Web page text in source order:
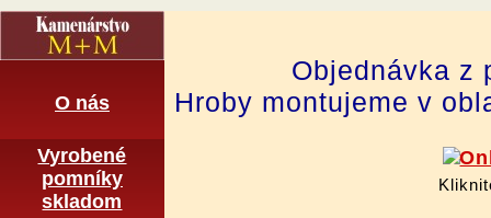
O nás
Vyrobené
pomní­ky
skladom
Objednávka z
Hroby montujeme v